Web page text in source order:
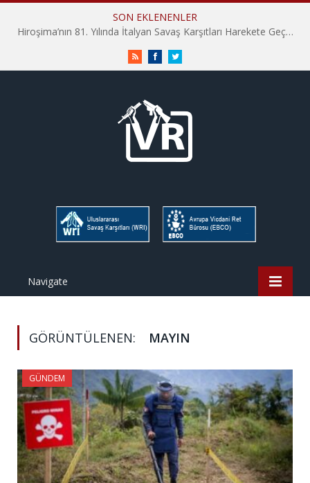
SON EKLENENLER
Hiroşima’nın 81. Yılında İtalyan Savaş Karşıtları Harekete Geçti: “Hatırlamak yeterli değil”
RSS FacebookTwitter
Navigate
GÖRÜNTÜLENEN: MAYIN
GÜNDEM